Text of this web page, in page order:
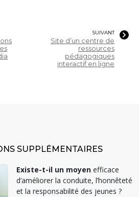
SUIVANT
Site d’un centre de
ressources
pédagogiques
interactif en ligne
SUPPLÉMENTAIRES
Existe-t-il un moyen efficace
d’améliorer la conduite, l’honnêteté
et la responsabilité des jeunes ?